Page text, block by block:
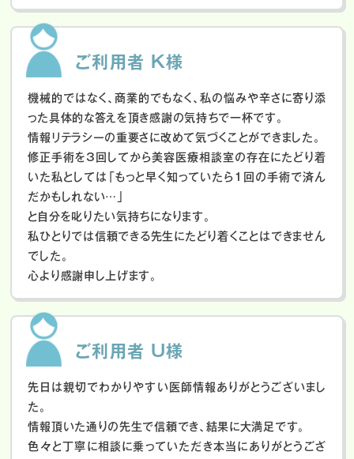
ご利用者 K様
機械的ではなく、商業的でもなく、私の悩みや辛さに寄り添
った具体的な答えを頂き感謝の気持ちで一杯です。
情報リテラシーの重要さに改めて気づくことができました。
修正手術を3回してから美容医療相談室の存在にたどり着
いた私としては「もっと早く知っていたら1回の手術で済ん
だかもしれない…」
と自分を叱りたい気持ちになります。
私ひとりでは信頼できる先生にたどり着くことはできません
でした。
心より感謝申し上げます。
ご利用者 U様
先日は親切でわかりやすい医師情報ありがとうございまし
た。
情報頂いた通りの先生で信頼でき、結果に大満足です。
色々と丁寧に相談に乗っていただき本当にありがとうござ